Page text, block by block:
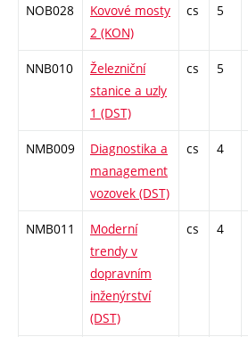
NOB028
Kovové mosty
2 (KON)
cs 5
NNB010
Železniční
stanice a uzly
1 (DST)
cs 5
NMB009
Diagnostika a
management
vozovek (DST)
cs 4
NMB011
Moderní
trendy v
dopravním
inženýrství
(DST)
cs 4